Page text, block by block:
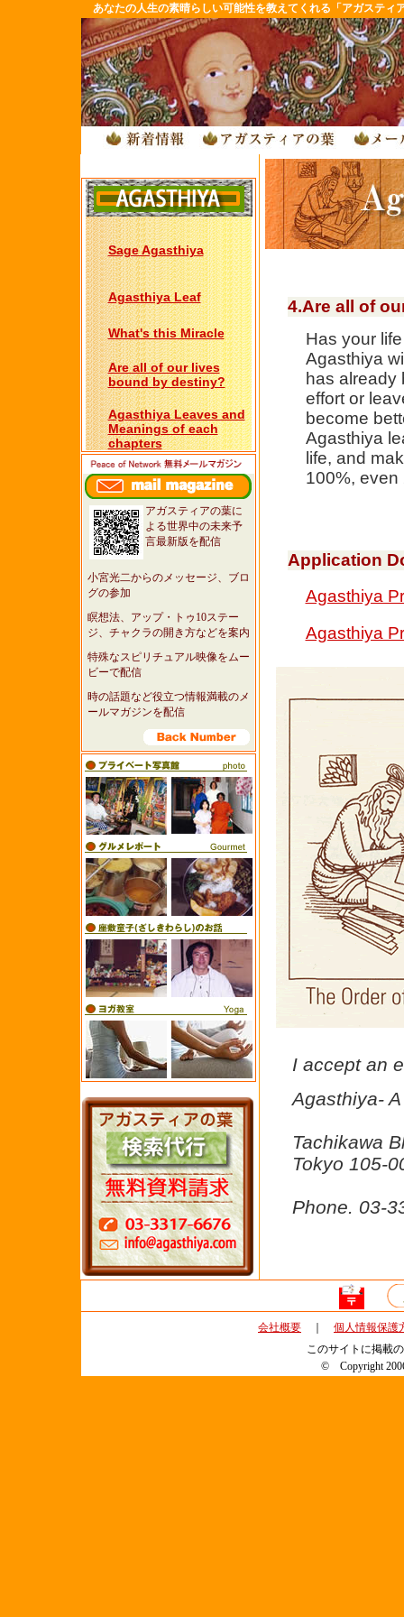
あなたの人生の素晴らしい可能性を教えてくれる「アガスティ
4.Are all of
Has your
Agasthiya
has already
effort or
become
Agasthiya
life, and
100%, even
Application
Agasthiya
Agasthiya
I accept an
Agasthiya-
Tachikawa
Tokyo 105-
Phone. 03-
Sage Agasthiya
Agasthiya Leaf
What's this Miracle
Are all of our lives
bound by destiny?
Agasthiya Leaves and
Meanings of each
chapters
アガスティアの葉に
よる世界中の未来予
言最新版を配信
小宮光二からのメッセージ、ブロ
グの参加
瞑想法、アップ・トゥ10ステー
ジ、チャクラの開き方などを案内
特殊なスピリチュアル映像をムー
ビーで配信
時の話題など役立つ情報満載のメ
ールマガジンを配信
会社概要
個人情報保護
このサイトに掲載
© Copyright